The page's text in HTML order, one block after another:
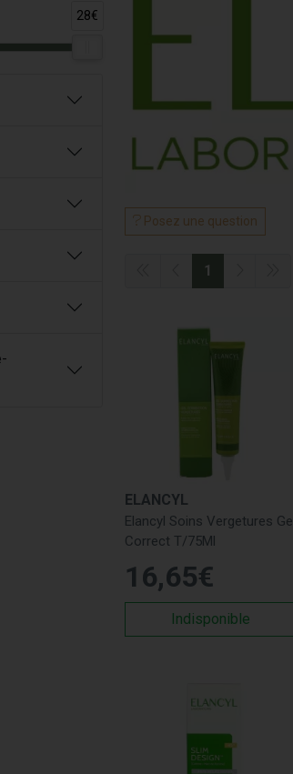
Posez une question
1
ELANCYL
Elancyl Soins Vergetures Gel
Correct T/75Ml
16,65€
Indisponible
28€